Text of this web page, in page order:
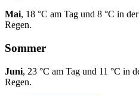
Mai, 18 °C am Tag und 8 °C in
Regen.
Sommer
Juni, 23 °C am Tag und 11 °C in
Regen.